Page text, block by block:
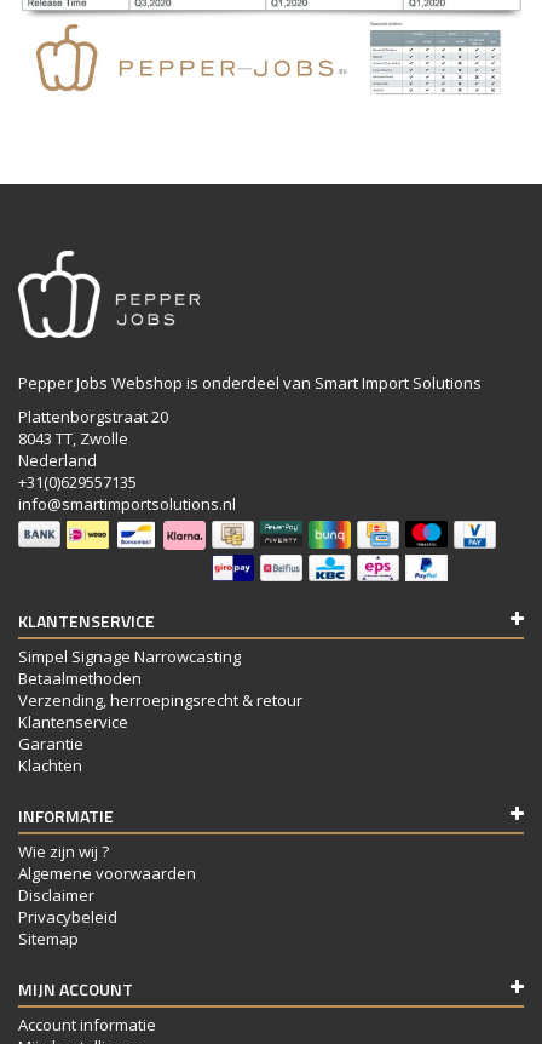
Pepper Jobs Webshop is onderdeel van Smart Import Solutions
Plattenborgstraat 20
8043 TT, Zwolle
Nederland
+31(0)629557135
info@smartimportsolutions.nl
KLANTENSERVICE
Simpel Signage Narrowcasting
Betaalmethoden
Verzending, herroepingsrecht & retour
Klantenservice
Garantie
Klachten
INFORMATIE
Wie zijn wij ?
Algemene voorwaarden
Disclaimer
Privacybeleid
Sitemap
MIJN ACCOUNT
Account informatie